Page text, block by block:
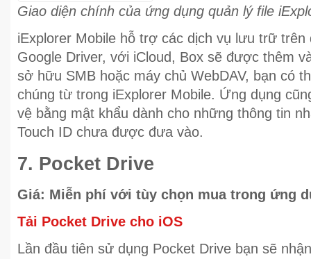
Giao diện chính của ứng dụng quản lý file
iExplorer Mobile hỗ trợ các dịch vụ lưu trữ
Google Driver, với iCloud, Box sẽ được thêm
sở hữu SMB hoặc máy chủ WebDAV, bạn có
chúng từ trong iExplorer Mobile. Ứng dụng
vệ bằng mật khẩu dành cho những thông tin
Touch ID chưa được đưa vào.
7. Pocket Drive
Giá: Miễn phí với tùy chọn mua trong ứng
Tải Pocket Drive cho iOS
Lần đầu tiên sử dụng Pocket Drive bạn sẽ